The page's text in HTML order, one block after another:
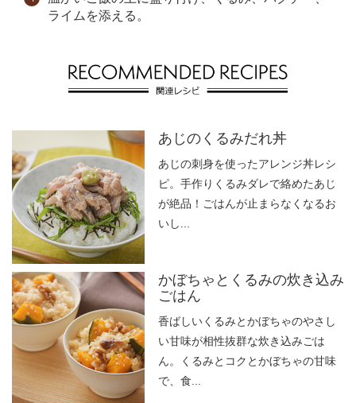
ライムを添える。
あじのくるみだれ丼
あじの刺身を使ったアレンジ丼レシ
ピ。手作りくるみダレで絡めたあじ
が絶品！ごはんが止まらなくなるお
いし...
かぼちゃとくるみの炊き込み
ごはん
香ばしいくるみとかぼちゃのやさし
い甘味が相性抜群な炊き込みごは
ん。くるみとコクとかぼちゃの甘味
で、食...